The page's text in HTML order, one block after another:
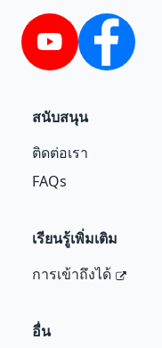
YouTube Facebook
สนับสนุน
ติดต่อเรา
FAQs
เรียนรู้เพิ่มเติม
การเข้าถึงได้
อื่น